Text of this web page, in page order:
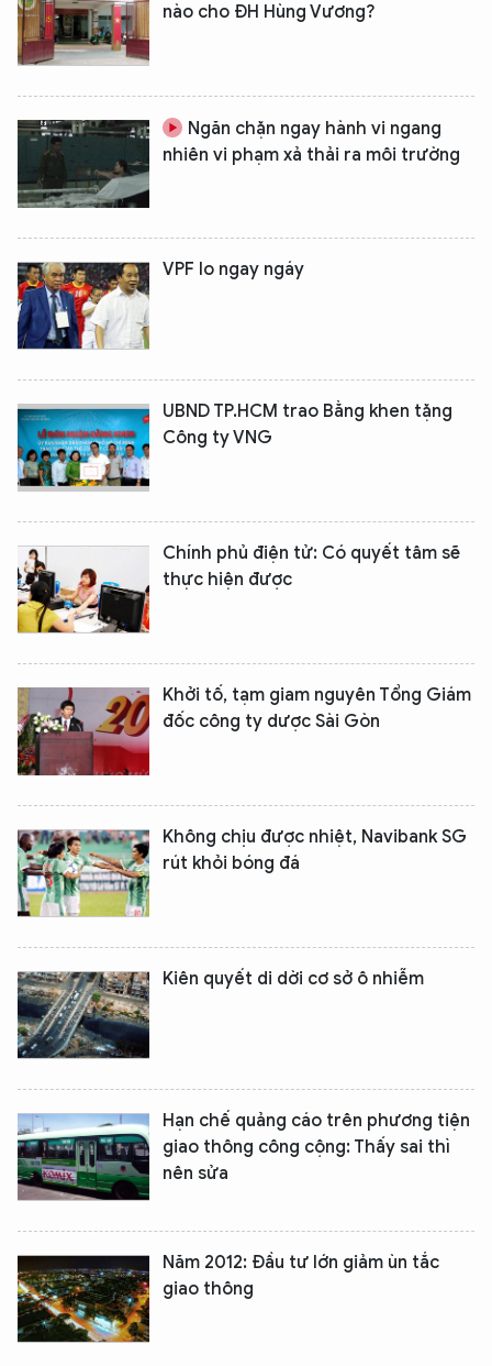
nào cho ĐH Hùng Vương?
Ngăn chặn ngay hành vi ngang
nhiên vi phạm xả thải ra môi trường
VPF lo ngay ngáy
UBND TP.HCM trao Bằng khen tặng
Công ty VNG
Chính phủ điện tử: Có quyết tâm sẽ
thực hiện được
Khởi tố, tạm giam nguyên Tổng Giám
đốc công ty dược Sài Gòn
Không chịu được nhiệt, Navibank SG
rút khỏi bóng đá
Kiên quyết di dời cơ sở ô nhiễm
Hạn chế quảng cáo trên phương tiện
giao thông công cộng: Thấy sai thì
nên sửa
Năm 2012: Đầu tư lớn giảm ùn tắc
giao thông